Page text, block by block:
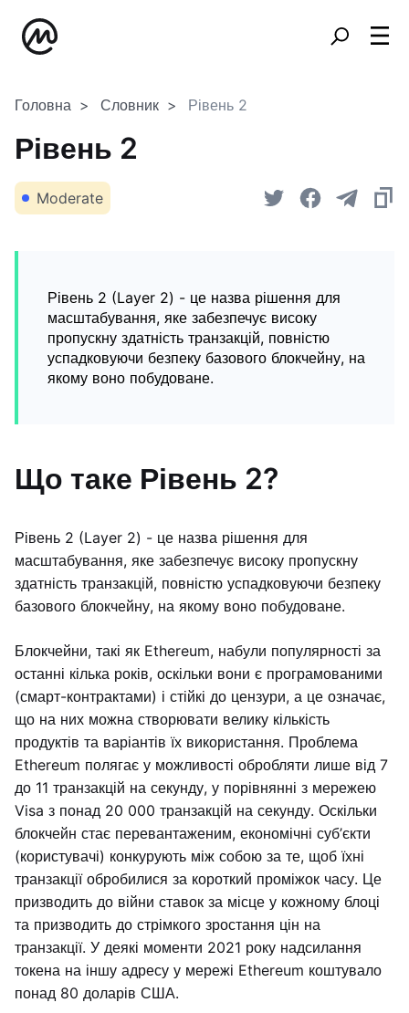
Головна Словник Рівень 2
Рівень 2
Moderate
Рівень 2 (Layer 2) - це назва рішення для
масштабування, яке забезпечує високу
пропускну здатність транзакцій, повністю
успадковуючи безпеку базового блокчейну, на
якому воно побудоване.
Що таке Рівень 2?
Рівень 2 (Layer 2) - це назва рішення для
масштабування, яке забезпечує високу пропускну
здатність транзакцій, повністю успадковуючи безпеку
базового блокчейну, на якому воно побудоване.
Блокчейни, такі як Ethereum, набули популярності за
останні кілька років, оскільки вони є програмованими
(смарт-контрактами) і стійкі до цензури, а це означає,
що на них можна створювати велику кількість
продуктів та варіантів їх використання. Проблема
Ethereum полягає у можливості обробляти лише від 7
до 11 транзакцій на секунду, у порівнянні з мережею
Visa з понад 20 000 транзакцій на секунду. Оскільки
блокчейн стає перевантаженим, економічні суб’єкти
(користувачі) конкурують між собою за те, щоб їхні
транзакції обробилися за короткий проміжок часу. Це
призводить до війни ставок за місце у кожному блоці
та призводить до стрімкого зростання цін на
транзакції. У деякі моменти 2021 року надсилання
токена на іншу адресу у мережі Ethereum коштувало
понад 80 доларів США.